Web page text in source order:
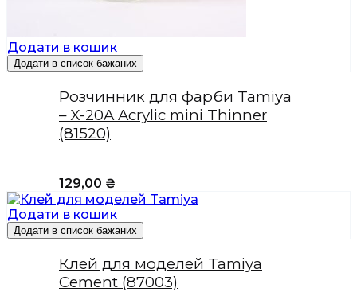
Додати в кошик
Додати в список бажаних
Розчинник для фарби Tamiya
– X-20A Acrylic mini Thinner
(81520)
129,00 ₴
Додати в кошик
Додати в список бажаних
Клей для моделей Tamiya
Cement (87003)